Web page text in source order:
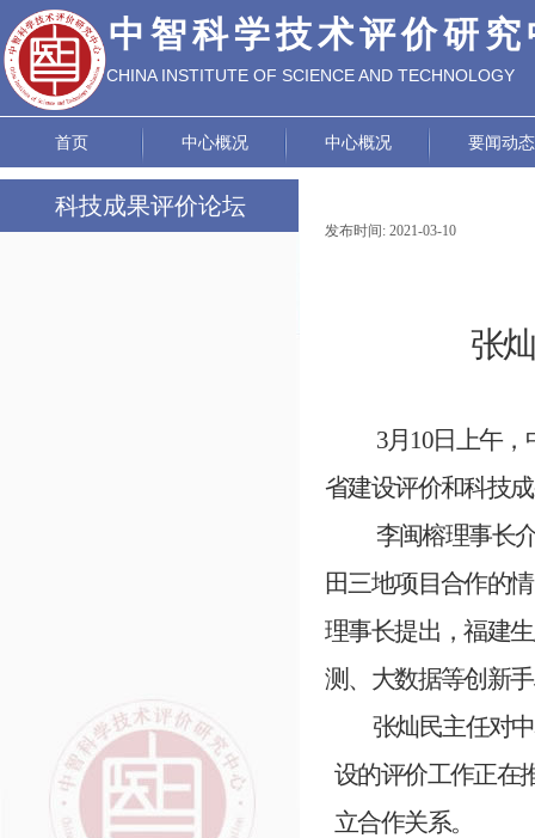
CHINA INSTITUTE OF SCIENCE AND TECHNOLOGY
中智科学技术评价研
首页 中心概况 中心概况 要闻动态
科技成果评价论坛
发布时间: 2021-03-10
张
3月 10日上午，
省建设评价和科技
李闽榕理事长
田三地项目合作的
理事长提出，福建
测、大数据等创新
张灿民主任对
设的评价工作正在
立合作关系。